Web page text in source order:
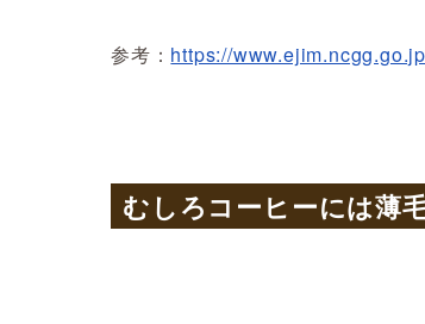
参考： https://
むしろコーヒーには薄